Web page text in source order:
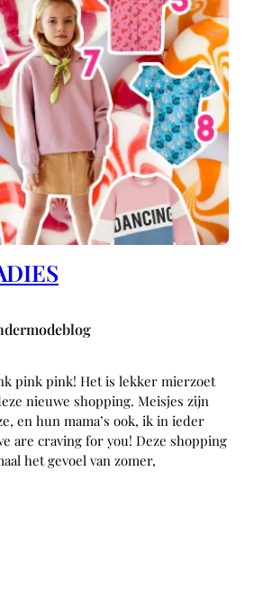
pink pink! Het is lekker mierzoet
nieuwe shopping. Meisjes zijn
en hun mama’s ook, ik in ieder
are craving for you! Deze shopping
het gevoel van zomer,